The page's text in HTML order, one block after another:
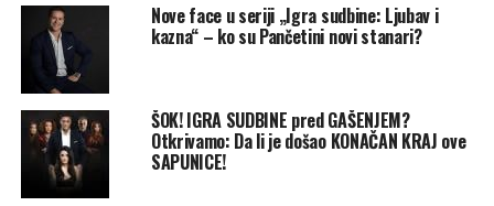
Nove face u seriji „Igra sudbine: Ljubav i
kazna“ – ko su Pančetini novi stanari?
ŠOK! IGRA SUDBINE pred GAŠENJEM?
Otkrivamo: Da li je došao KONAČAN KRAJ ove
SAPUNICE!